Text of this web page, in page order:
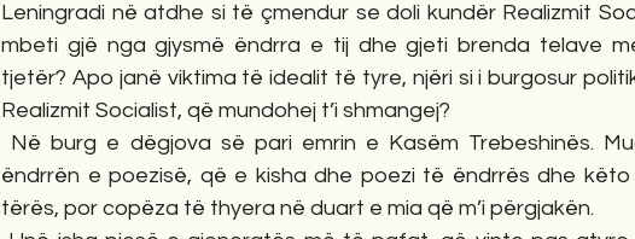
Leningradi në atdhe si të çmendur se doli kundër Realizmit
mbeti gjë nga gjysmë ëndrra e tij dhe gjeti brenda telave
tjetër? Apo janë viktima të idealit të tyre, njëri si i burgosur
Realizmit Socialist, që mundohej t’i shmangej?
ëndrrën e poezisë, që e kisha dhe poezi të ëndrrës dhe
tërës, por copëza të thyera në duart e mia që m’i përgjakën.